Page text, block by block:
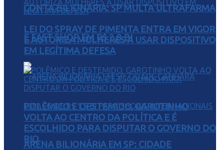
CONTA BILIONÁRIA: SP MULTA ULTRAFARMA
E FAST SHOP EM R$ 2,8 BI
ARENA BILIONÁRIA EM SP: CIDADE
LEI DO SPRAY DE PIMENTA ENTRA EM VIGOR
E AUTORIZA MULHERES A USAR DISPOSITIVO
EM LEGÍTIMA DEFESA
POLÊMICO E DESTEMIDO, GAROTINHO
VOLTA AO CENTRO DA POLÍTICA E É
ESCOLHIDO PARA DISPUTAR O GOVERNO DO
RIO